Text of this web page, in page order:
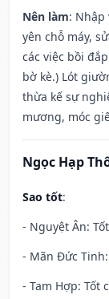
Nên làm: Nhập
yên chỗ máy,
các việc bồi
bờ kè.) Lót
thừa kế sự
mương, móc
Ngọc Hạp
Sao tốt:
- Nguyệt Ân:
- Mãn Đức
- Tam Hợp: Tốt